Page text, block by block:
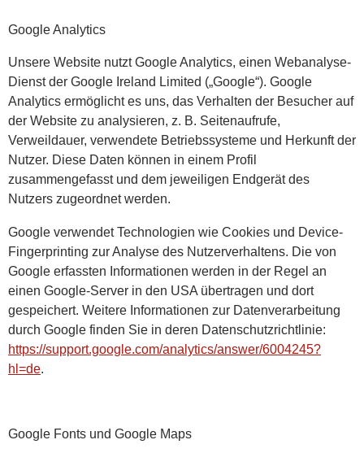
Google Analytics
Unsere Website nutzt Google Analytics, einen Webanalyse-
Dienst der Google Ireland Limited („Google“). Google
Analytics ermöglicht es uns, das Verhalten der Besucher auf
der Website zu analysieren, z. B. Seitenaufrufe,
Verweildauer, verwendete Betriebssysteme und Herkunft der
Nutzer. Diese Daten können in einem Profil
zusammengefasst und dem jeweiligen Endgerät des
Nutzers zugeordnet werden.
Google verwendet Technologien wie Cookies und Device-
Fingerprinting zur Analyse des Nutzerverhaltens. Die von
Google erfassten Informationen werden in der Regel an
einen Google-Server in den USA übertragen und dort
gespeichert. Weitere Informationen zur Datenverarbeitung
durch Google finden Sie in deren Datenschutzrichtlinie:
https://support.google.com/analytics/answer/6004245?
hl=de.
Google Fonts und Google Maps